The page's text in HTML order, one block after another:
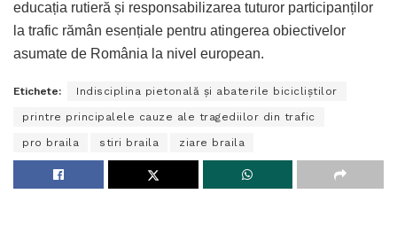
educația rutieră și responsabilizarea tuturor participanților
la trafic rămân esențiale pentru atingerea obiectivelor
asumate de România la nivel european.
Etichete: Indisciplina pietonală și abaterile bicicliștilor
printre principalele cauze ale tragediilor din trafic
pro braila stiri braila ziare braila